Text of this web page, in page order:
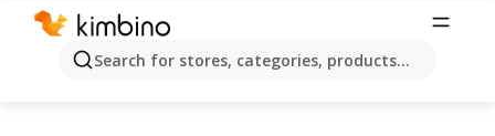
Search for stores, categories, products...